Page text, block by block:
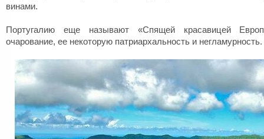
винами.
Португалию еще называют «Спящей красавицей
очарование, ее некоторую патриархальность и негламурность.